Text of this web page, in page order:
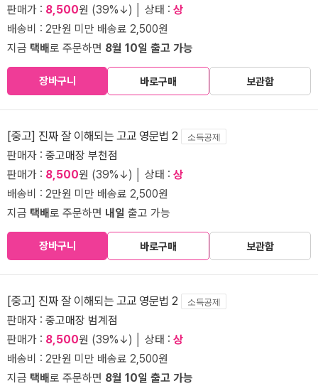
판매가 : 8,500원 (39%↓) │ 상태 : 상
배송비 : 2만원 미만 배송료 2,500원
지금 택배로 주문하면 8월 10일 출고 가능
장바구니 바로구매 보관함
[중고] 진짜 잘 이해되는 고교 영문법 2 소득공제
판매자 : 중고매장 부천점
판매가 : 8,500원 (39%↓) │ 상태 : 상
배송비 : 2만원 미만 배송료 2,500원
지금 택배로 주문하면 내일 출고 가능
장바구니 바로구매 보관함
[중고] 진짜 잘 이해되는 고교 영문법 2 소득공제
판매자 : 중고매장 범계점
판매가 : 8,500원 (39%↓) │ 상태 : 상
배송비 : 2만원 미만 배송료 2,500원
지금 택배로 주문하면 8월 10일 출고 가능